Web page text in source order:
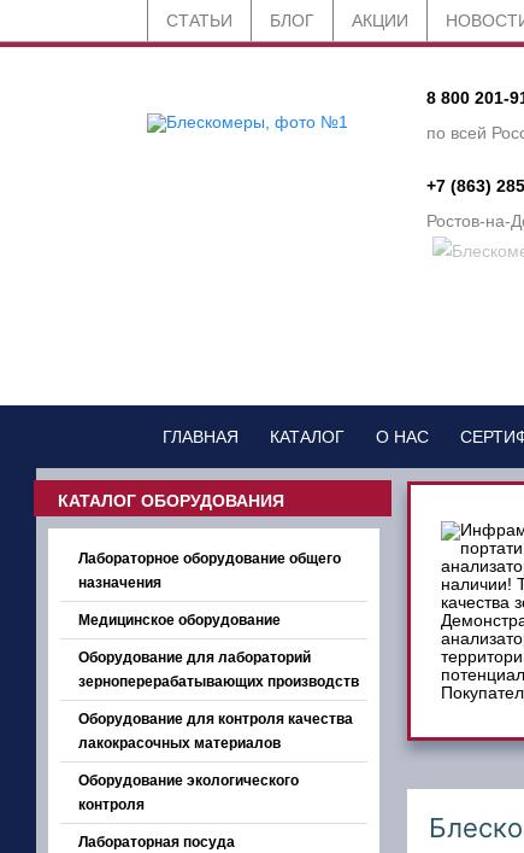
СТАТЬИ БЛОГ АКЦИИ
8 800 201-
по всей
+7 (863)
Ростов-на-
ГЛАВНАЯ КАТАЛОГ О НАС
КАТАЛОГ ОБОРУДОВАНИЯ
Лабораторное оборудование общего
назначения
Медицинское оборудование
Оборудование для лабораторий
зерноперерабатывающих производств
Оборудование для контроля качества
лакокрасочных материалов
Оборудование экологического
контроля
Лабораторная посуда